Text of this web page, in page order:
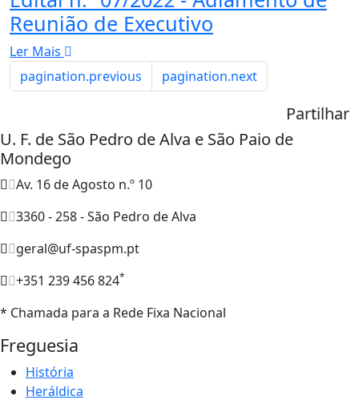
Reunião de Executivo
Ler Mais
pagination.previous
pagination.next
Partilhar
U. F. de São Pedro de Alva e São Paio de
Mondego
Av. 16 de Agosto n.º 10
3360 - 258 - São Pedro de Alva
geral@uf-spaspm.pt
+351 239 456 824*
* Chamada para a Rede Fixa Nacional
Freguesia
História
Heráldica